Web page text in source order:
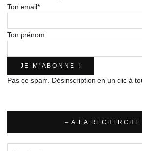
Ton email*
Ton prénom
Pas de spam. Désinscription en un clic à
– A LA